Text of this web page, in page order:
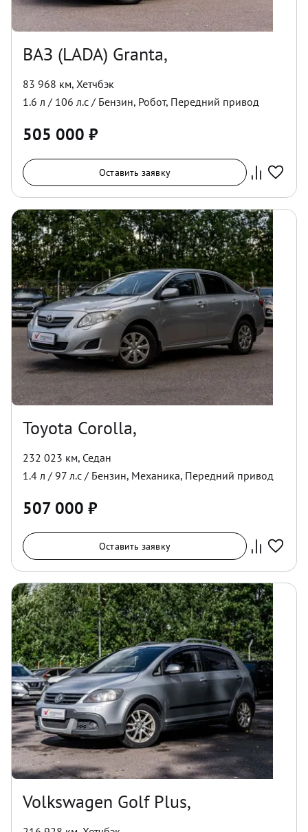
ВАЗ (LADA) Granta,
83 968 км, Хетчбэк
1.6 л / 106 л.с / Бензин, Робот, Передний привод
505 000 ₽
Оставить заявку
Toyota Corolla,
232 023 км, Седан
1.4 л / 97 л.с / Бензин, Механика, Передний привод
507 000 ₽
Оставить заявку
Volkswagen Golf Plus,